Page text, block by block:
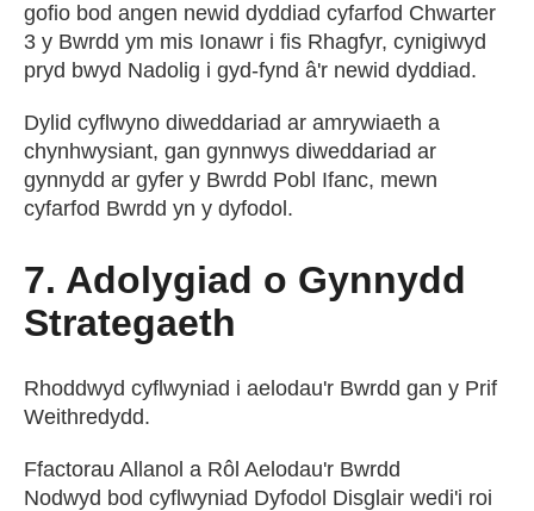
gofio bod angen newid dyddiad cyfarfod Chwarter
3 y Bwrdd ym mis Ionawr i fis Rhagfyr, cynigiwyd
pryd bwyd Nadolig i gyd-fynd â'r newid dyddiad.
Dylid cyflwyno diweddariad ar amrywiaeth a
chynhwysiant, gan gynnwys diweddariad ar
gynnydd ar gyfer y Bwrdd Pobl Ifanc, mewn
cyfarfod Bwrdd yn y dyfodol.
7. Adolygiad o Gynnydd
Strategaeth
Rhoddwyd cyflwyniad i aelodau'r Bwrdd gan y Prif
Weithredydd.
Ffactorau Allanol a Rôl Aelodau'r Bwrdd
Nodwyd bod cyflwyniad Dyfodol Disglair wedi'i roi